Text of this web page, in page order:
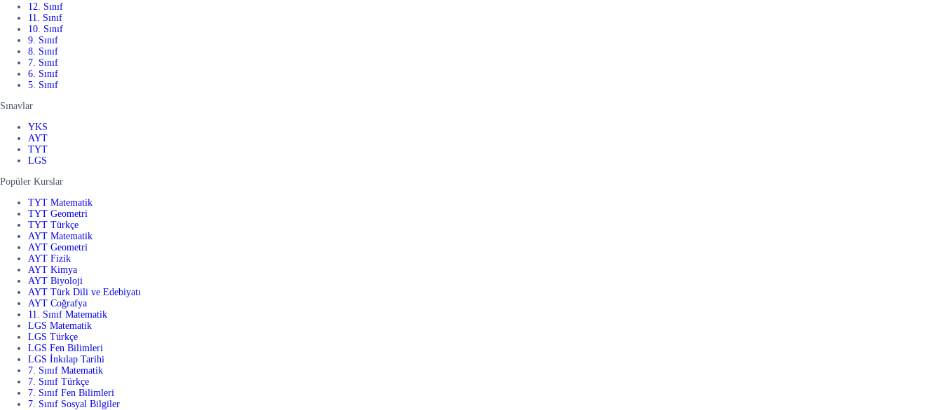
12. Sınıf
11. Sınıf
10. Sınıf
9. Sınıf
8. Sınıf
7. Sınıf
6. Sınıf
5. Sınıf
Sınavlar
YKS
AYT
TYT
LGS
Popüler Kurslar
TYT Matematik
TYT Geometri
TYT Türkçe
AYT Matematik
AYT Geometri
AYT Fizik
AYT Kimya
AYT Biyoloji
AYT Türk Dili ve Edebiyatı
AYT Coğrafya
11. Sınıf Matematik
LGS Matematik
LGS Türkçe
LGS Fen Bilimleri
LGS İnkılap Tarihi
7. Sınıf Matematik
7. Sınıf Türkçe
7. Sınıf Fen Bilimleri
7. Sınıf Sosyal Bilgiler